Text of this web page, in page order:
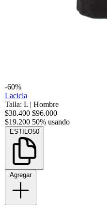
-60%
Lacicla
Talla: L | Hombre
$38.400 $96.000
$19.200 50% usando
ESTILO50
Agregar